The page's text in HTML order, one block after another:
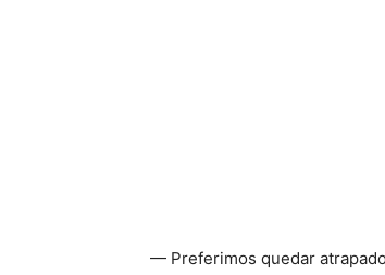
— Preferimos quedar